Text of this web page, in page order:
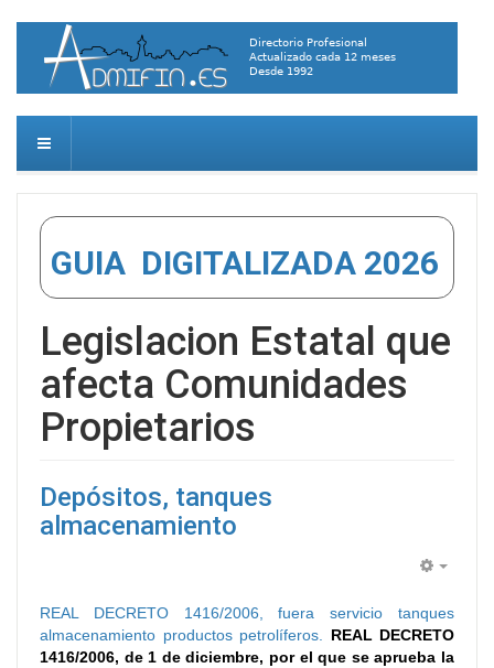
GUIA DIGITALIZADA 2026
Legislacion Estatal que
afecta Comunidades
Propietarios
Depósitos, tanques
almacenamiento
REAL DECRETO 1416/2006, fuera servicio tanques
almacenamiento productos petrolíferos. REAL DECRETO
1416/2006, de 1 de diciembre, por el que se aprueba la